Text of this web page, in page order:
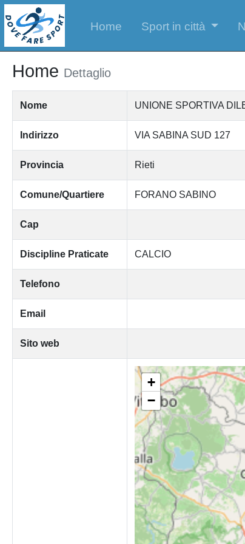
Home Sport in città
Home Dettaglio
Nome UNIONE SPORTIVA
Indirizzo VIA SABINA SUD 127
Provincia Rieti
Comune/Quartiere FORANO SABINO
Cap
Discipline Praticate CALCIO
Telefono
Email
Sito web
+
−